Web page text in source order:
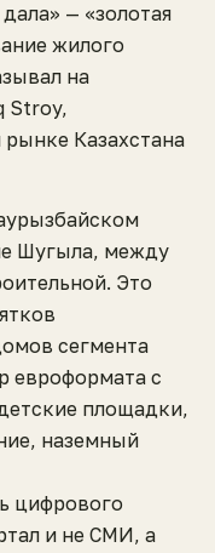
— «золотая
жилого
на
Stroy,
Казахстана
Шугыла, между
Это
сегмента
евроформата с
площадки,
наземный
цифрового
и не СМИ, а